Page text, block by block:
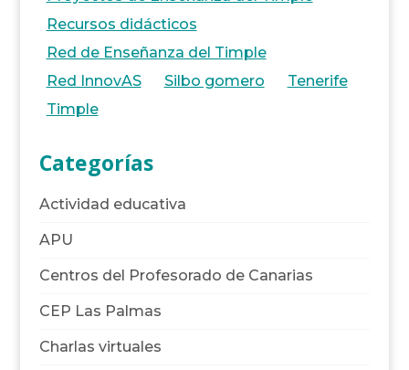
Recursos didácticos
Red de Enseñanza del Timple
Red InnovAS
Silbo gomero
Tenerife
Timple
Categorías
Actividad educativa
APU
Centros del Profesorado de Canarias
CEP Las Palmas
Charlas virtuales